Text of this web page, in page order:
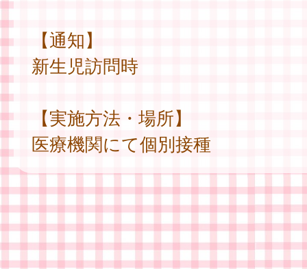
【通知】
新生児訪問時
【実施方法・場所】
医療機関にて個別接種